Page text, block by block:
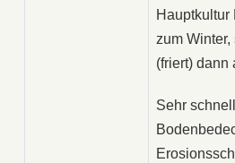
Hauptkultur
zum Winter,
(friert) dann
Sehr